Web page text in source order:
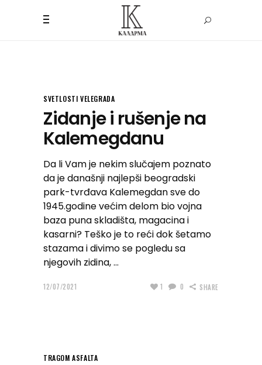
SVETLOSTI VELEGRADA
Zidanje i rušenje na
Kalemegdanu
Da li Vam je nekim slučajem poznato
da je današnji najlepši beogradski
park-tvrđava Kalemegdan sve do
1945.godine većim delom bio vojna
baza puna skladišta, magacina i
kasarni? Teško je to reći dok šetamo
stazama i divimo se pogledu sa
njegovih zidina,
12/07/2021 1 0 SHARE
TRAGOM ASFALTA